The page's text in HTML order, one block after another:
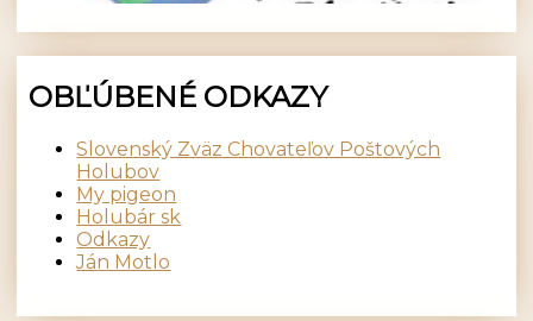
OBĽÚBENÉ ODKAZY
Slovenský Zväz Chovateľov Poštových
Holubov
My pigeon
Holubár sk
Odkazy
Ján Motlo